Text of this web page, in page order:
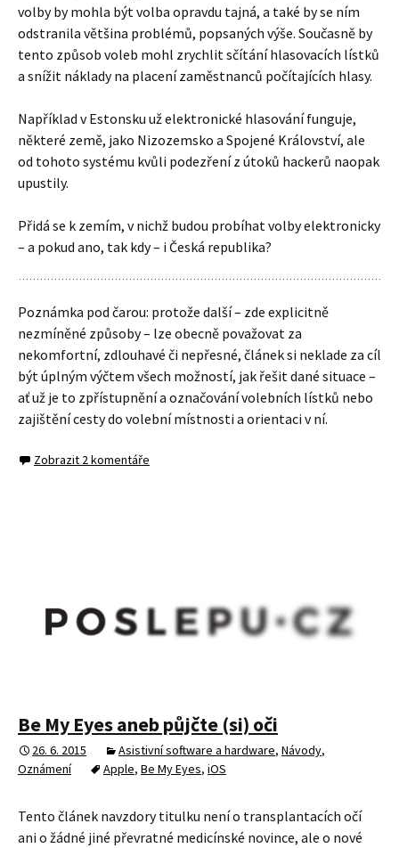
volby by mohla být volba opravdu tajná, a také by se ním
odstranila většina problémů, popsaných výše. Současně by
tento způsob voleb mohl zrychlit sčítání hlasovacích lístků
a snížit náklady na placení zaměstnanců počítajících hlasy.
Například v Estonsku už elektronické hlasování funguje,
některé země, jako Nizozemsko a Spojené Království, ale
od tohoto systému kvůli podezření z útoků hackerů naopak
upustily.
Přidá se k zemím, v nichž budou probíhat volby elektronicky
– a pokud ano, tak kdy – i Česká republika?
Poznámka pod čarou: protože další – zde explicitně
nezmíněné způsoby – lze obecně považovat za
nekomfortní, zdlouhavé či nepřesné, článek si neklade za cíl
být úplným výčtem všech možností, jak řešit dané situace –
ať už je to zpřístupnění a označování volebních lístků nebo
zajištění cesty do volební místnosti a orientaci v ní.
Zobrazit 2 komentáře
Be My Eyes aneb půjčte (si) oči
26. 6. 2015 Asistivní software a hardware, Návody,
Oznámení
Apple, Be My Eyes, iOS
Tento článek navzdory titulku není o transplantacích očí
ani o žádné jiné převratné medicínské novince, ale o nové